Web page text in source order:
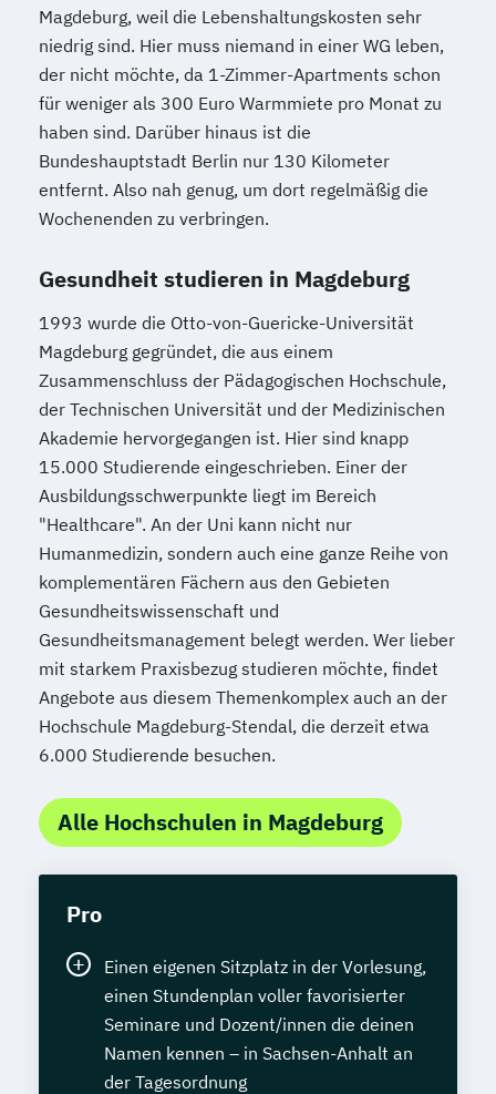
Magdeburg, weil die Lebenshaltungskosten sehr
niedrig sind. Hier muss niemand in einer WG leben,
der nicht möchte, da 1-Zimmer-Apartments schon
für weniger als 300 Euro Warmmiete pro Monat zu
haben sind. Darüber hinaus ist die
Bundeshauptstadt Berlin nur 130 Kilometer
entfernt. Also nah genug, um dort regelmäßig die
Wochenenden zu verbringen.
Gesundheit studieren in Magdeburg
1993 wurde die Otto-von-Guericke-Universität
Magdeburg gegründet, die aus einem
Zusammenschluss der Pädagogischen Hochschule,
der Technischen Universität und der Medizinischen
Akademie hervorgegangen ist. Hier sind knapp
15.000 Studierende eingeschrieben. Einer der
Ausbildungsschwerpunkte liegt im Bereich
"Healthcare". An der Uni kann nicht nur
Humanmedizin, sondern auch eine ganze Reihe von
komplementären Fächern aus den Gebieten
Gesundheitswissenschaft und
Gesundheitsmanagement belegt werden. Wer lieber
mit starkem Praxisbezug studieren möchte, findet
Angebote aus diesem Themenkomplex auch an der
Hochschule Magdeburg-Stendal, die derzeit etwa
6.000 Studierende besuchen.
Alle Hochschulen in Magdeburg
Pro
Einen eigenen Sitzplatz in der Vorlesung,
einen Stundenplan voller favorisierter
Seminare und Dozent/innen die deinen
Namen kennen – in Sachsen-Anhalt an
der Tagesordnung